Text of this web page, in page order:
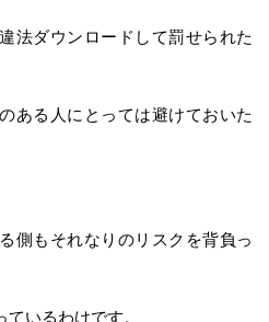
法ダウンロードして罰せられた
ある人にとっては避けておいた
側もそれなりのリスクを背負っ
いるわけです。